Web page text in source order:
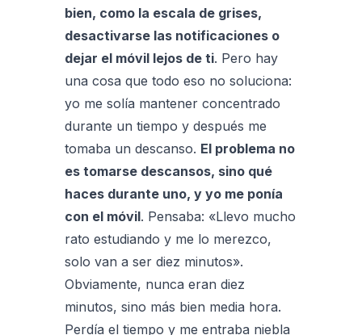
bien, como la escala de grises,
desactivarse las notificaciones o
dejar el móvil lejos de ti. Pero hay
una cosa que todo eso no soluciona:
yo me solía mantener concentrado
durante un tiempo y después me
tomaba un descanso. El problema no
es tomarse descansos, sino qué
haces durante uno, y yo me ponía
con el móvil. Pensaba: «Llevo mucho
rato estudiando y me lo merezco,
solo van a ser diez minutos».
Obviamente, nunca eran diez
minutos, sino más bien media hora.
Perdía el tiempo y me entraba niebla